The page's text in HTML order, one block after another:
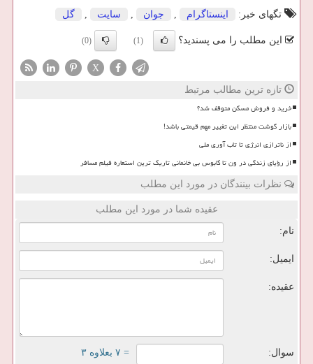
تگهای خبر:
اینستاگرام , جوان , سایت , گل
این مطلب را می پسندید؟ (1)
(0)
X
تازه ترین مطالب مرتبط
خرید و فروش مسکن متوقف شد؟
بازار گوشت منتظر این تغییر مهم قیمتی باشد!
از ناترازی انرژی تا تاب آوری ملی
از رؤیای زندگی در ون تا کابوس بی خانمانی تاریک ترین استعاره فیلم مسافر
نظرات بینندگان در مورد این مطلب
عقیده شما در مورد این مطلب
نام:
ایمیل:
عقیده:
سوال: = ۷ بعلاوه ۳